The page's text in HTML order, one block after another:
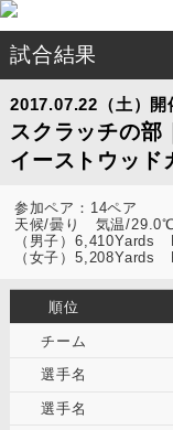
試合結果
2017.07.22（土）開
スクラッチの部
イーストウッド
参加ペア：14ペア
天候/曇り 気温/
（男子）
（女子）5,208Yards